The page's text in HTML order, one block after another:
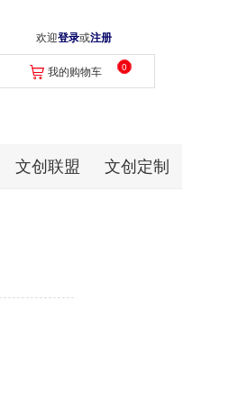
欢迎登录或注册
我的购物车 0
文创联盟 文创定制